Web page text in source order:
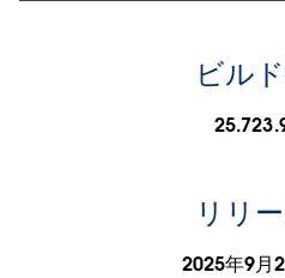
ビル
リリ
2025年9月